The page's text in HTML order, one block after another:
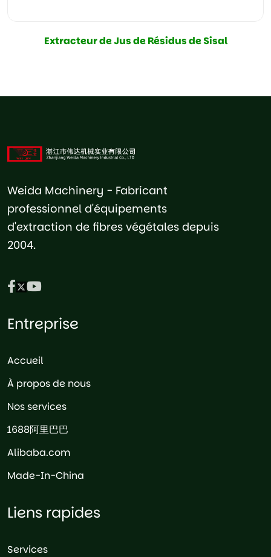
Extracteur de Jus de Résidus de Sisal
Weida Machinery - Fabricant
professionnel d'équipements
d'extraction de fibres végétales depuis
2004.
Entreprise
Accueil
À propos de nous
Nos services
1688阿里巴巴
Alibaba.com
Made-In-China
Liens rapides
Services